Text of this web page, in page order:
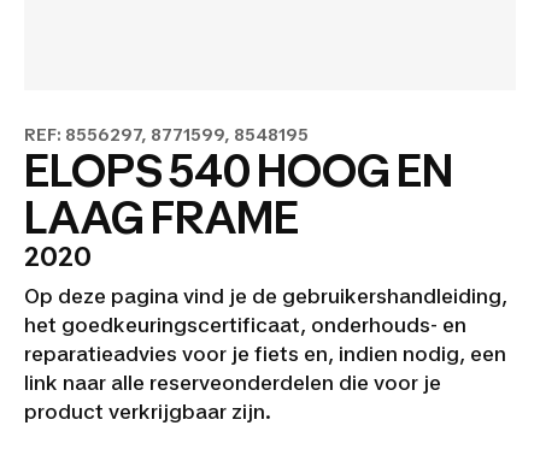
REF: 8556297, 8771599, 8548195
ELOPS 540 HOOG EN
LAAG FRAME
2020
Op deze pagina vind je de gebruikershandleiding,
het goedkeuringscertificaat, onderhouds- en
reparatieadvies voor je fiets en, indien nodig, een
link naar alle reserveonderdelen die voor je
product verkrijgbaar zijn.